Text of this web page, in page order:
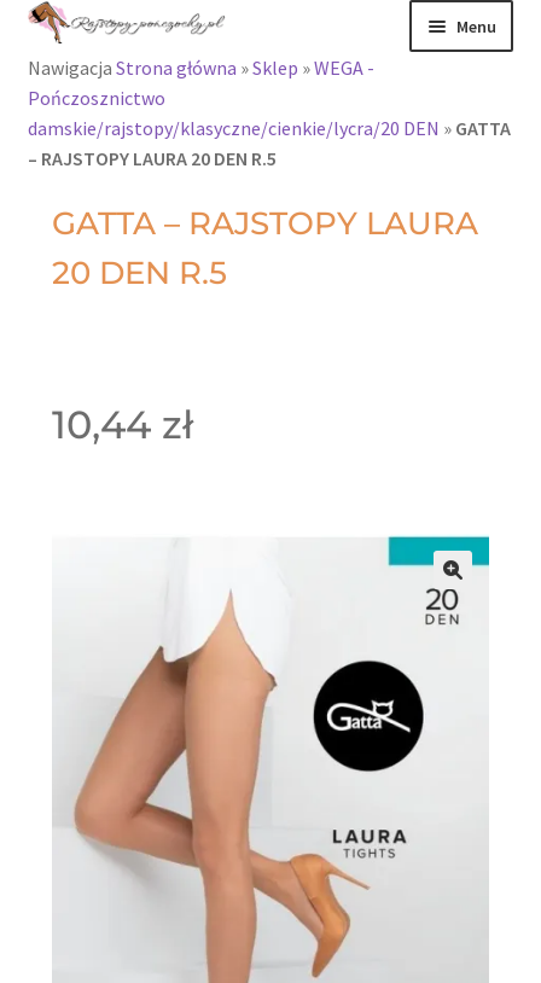
Menu
Rajstopy
Rajstopy Orirose
Pończochy i
zakolanówki
produkty
Nawigacja Strona główna »Sklep »WEGA -
Pończosznictwo
damskie/rajstopy/klasyczne/cienkie/lycra/20 DEN » GATTA
– RAJSTOPY LAURA 20 DEN R.5
GATTA – RAJSTOPY LAURA
20 DEN R.5
10,44 zł